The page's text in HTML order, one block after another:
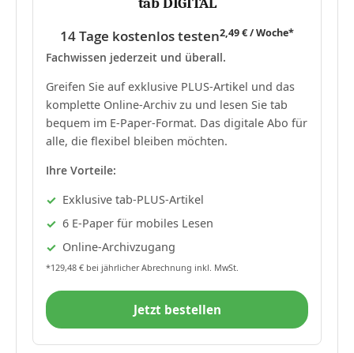
14 Tage kostenlos testen2,49 € / Woche*
Fachwissen jederzeit und überall.
Greifen Sie auf exklusive PLUS-Artikel und das
komplette Online-Archiv zu und lesen Sie tab
bequem im E-Paper-Format. Das digitale Abo für
alle, die flexibel bleiben möchten.
Ihre Vorteile:
Exklusive tab-PLUS-Artikel
6 E-Paper für mobiles Lesen
Online-Archivzugang
*129,48 € bei jährlicher Abrechnung inkl. MwSt.
Jetzt bestellen